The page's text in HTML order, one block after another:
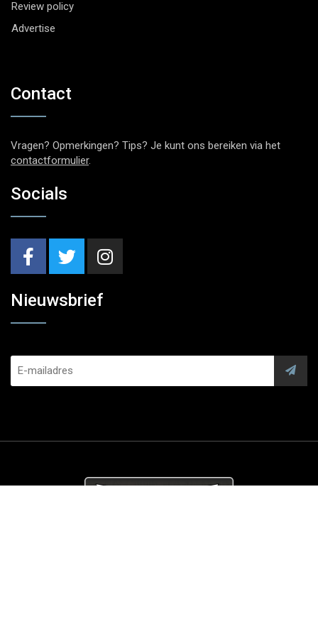
Review policy
Advertise
Contact
Vragen? Opmerkingen? Tips? Je kunt ons bereiken via het
contactformulier.
Socials
Nieuwsbrief